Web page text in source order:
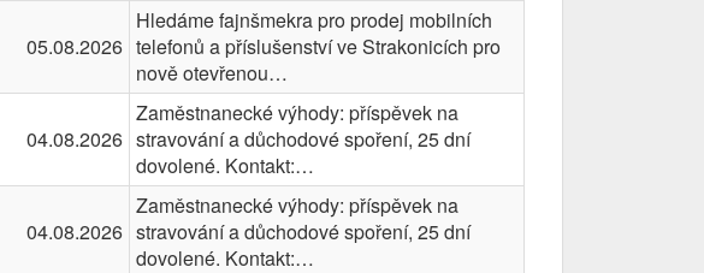
05.08.2026
Hledáme fajnšmekra pro prodej mobilních
telefonů a příslušenství ve Strakonicích pro
nově otevřenou…
04.08.2026
Zaměstnanecké výhody: příspěvek na
stravování a důchodové spoření, 25 dní
dovolené. Kontakt:…
04.08.2026
Zaměstnanecké výhody: příspěvek na
stravování a důchodové spoření, 25 dní
dovolené. Kontakt:…